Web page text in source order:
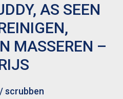
AS SEEN
MASSEREN –
/scrubben